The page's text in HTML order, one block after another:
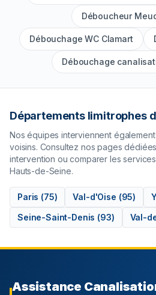
Déboucheur
Débouchage WC Clamart
Débouchage
Départements limitrophes
Nos équipes interviennent
voisins. Consultez nos pages
intervention ou comparer les
Hauts-de-Seine.
Paris (75) Val-d'Oise (95)
Seine-Saint-Denis (93) Val-
Assistance